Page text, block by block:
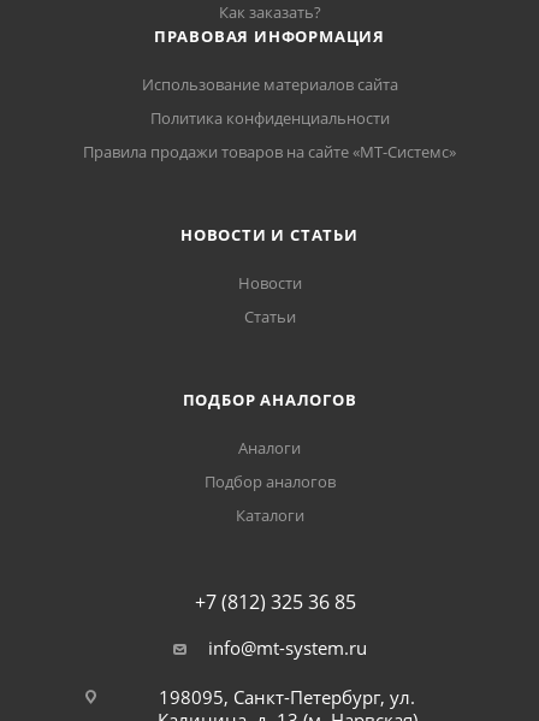
Как заказать?
ПРАВОВАЯ ИНФОРМАЦИЯ
Использование материалов сайта
Политика конфиденциальности
Правила продажи товаров на сайте «МТ-Системс»
НОВОСТИ И СТАТЬИ
Новости
Статьи
ПОДБОР АНАЛОГОВ
Аналоги
Подбор аналогов
Каталоги
+7 (812) 325 36 85
info@mt-system.ru
198095, Санкт-Петербург, ул.